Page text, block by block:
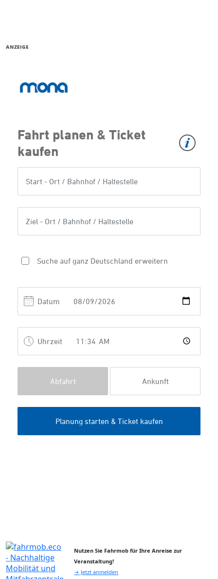
ANZEIGE
Nutzen Sie Fahrmob für Ihre Anreise zur
Veranstaltung!
→ Jetzt anmelden